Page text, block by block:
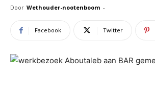
Door Wethouder-nootenboom -
Facebook Twitter